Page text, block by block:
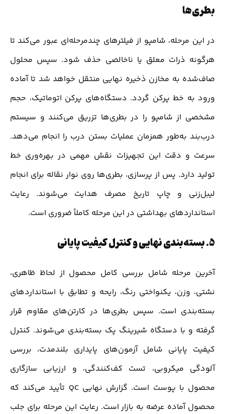
بطری‌ها
در این مرحله، شامپو از فیلترهای چندمرحله‌ای عبور می‌کند تا
هرگونه ذرات معلق یا ناخالصی حذف شود. سپس محلول
صاف‌شده به مخازن ذخیره نهایی منتقل خواهد شد تا آماده
ورود به خط پرکن گردد. دستگاه‌های پرکن اتوماتیک، حجم
مشخصی از شامپو را در بطری‌ها تزریق می‌کنند و سیستم
درب‌بند به‌طور همزمان عملیات بستن درب را انجام می‌دهد.
سرعت و دقت این تجهیزات نقش مهمی در بهره‌وری خط
تولید دارد. پس از پرسازی، بطری‌ها روی نوار نقاله برای انجام
لیبل‌زنی و چاپ تاریخ مصرف هدایت می‌شوند. رعایت
استانداردهای بهداشتی در این مرحله کاملاً ضروری است.
5. بسته‌بندی نهایی و کنترل کیفیت پایانی
آخرین مرحله شامل بررسی کامل محصول از لحاظ ظاهری،
نشتی، وزن، یکنواختی رنگ، رایحه و تطابق با استانداردهای
بسته‌بندی است. سپس بطری‌ها در کارتن‌های مقاوم قرار
گرفته و با دستگاه شیرینگ پک بسته‌بندی می‌شوند. کنترل
کیفیت پایانی شامل آزمون‌های پایداری بلندمدت، بررسی
آلودگی میکروبی، تست کف‌کنندگی، و ارزیابی سازگاری
محصول با پوست است. گزارش نهایی QC تأیید می‌کند که
محصول آماده عرضه به بازار است. رعایت این مرحله برای جلب